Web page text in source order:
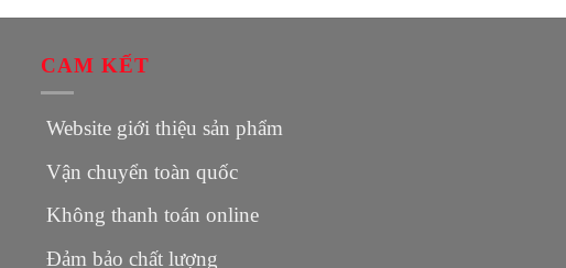
CAM KẾT
Website giới thiệu sản phẩm
Vận chuyển toàn quốc
Không thanh toán online
Đảm bảo chất lượng